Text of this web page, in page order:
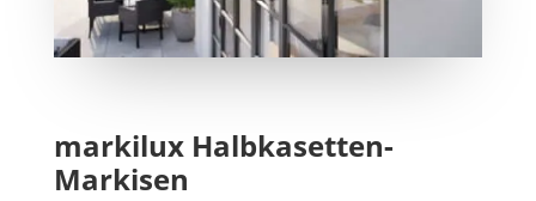
markilux Halbkasetten-
Markisen